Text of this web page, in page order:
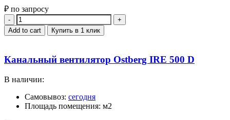
₽ по запросу
Quantity
Add to cart Купить в 1 клик
Канальный вентилятор Ostberg IRE 500 D
В наличии:
Самовывоз: сегодня
Площадь помещения: м2